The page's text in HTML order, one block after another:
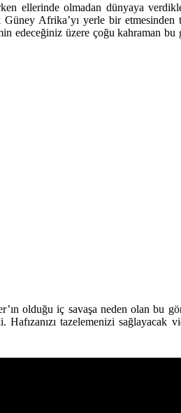
ellerinde olmadan dünyaya
Afrika’yı yerle bir
edeceğiniz üzere çoğu kahraman bu
olduğu iç savaşa neden olan bu
tazelemenizi sağlayacak